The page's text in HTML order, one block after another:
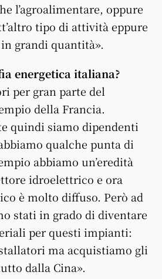
l’agroalimentare, oppure
tipo di attività eppure
grandi quantità».
energetica italiana?
per gran parte del
della Francia.
quindi siamo dipendenti
qualche punta di
abbiamo un’eredità
idroelettrico e ora
è molto diffuso. Però ad
stati in grado di diventare
per questi impianti:
ma acquistiamo gli
dalla Cina».